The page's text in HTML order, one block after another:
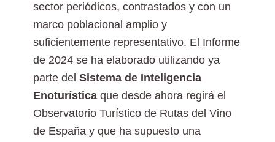
sector periódicos, contrastados y con un
marco poblacional amplio y
suficientemente representativo. El Informe
de 2024 se ha elaborado utilizando ya
parte del Sistema de Inteligencia
Enoturística que desde ahora regirá el
Observatorio Turístico de Rutas del Vino
de España y que ha supuesto una